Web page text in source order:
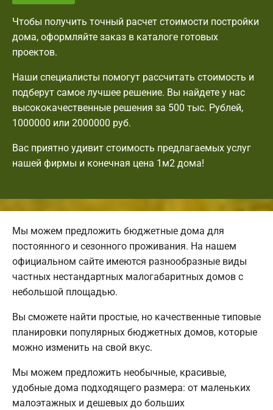
Чтобы получить точный расчет стоимости постройки
дома, оформляйте заказ в каталоге готовых
проектов.
Наши специалисты помогут рассчитать стоимость и
подберут самое лучшее решение. Вы найдете у нас
высококачественные решения за 500 тыс. Рублей,
1000000 или 2000000 руб.
Вас приятно удивит стоимость предлагаемых услуг
нашей фирмы и конечная цена 1м2 дома!
Мы можем предложить бюджетные дома для
постоянного и сезонного проживания. На нашем
официальном сайте имеются разнообразные виды
частных нестандартных малогабаритных домов с
небольшой площадью.
Вы сможете найти простые, но качественные типовые
планировки популярных бюджетных домов, которые
можно изменить на свой вкус.
Мы можем предложить необычные, красивые,
удобные дома подходящего размера: от маленьких
малоэтажных и дешевых до больших